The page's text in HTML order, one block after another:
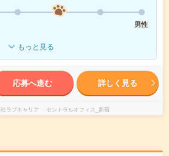
男性
もっと見る
応募へ進む 詳しく見る
ラブキャリア セントラルオフィス_新宿